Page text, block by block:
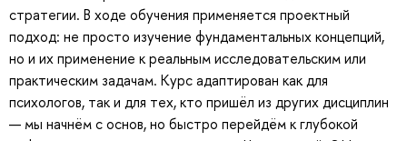
стратегии. В ходе обучения применяется проектный
подход: не просто изучение фундаментальных концепций,
но и их применение к реальным исследовательским или
практическим задачам. Курс адаптирован как для
психологов, так и для тех, кто пришёл из других дисциплин
— мы начнём с основ, но быстро перейдём к глубокой